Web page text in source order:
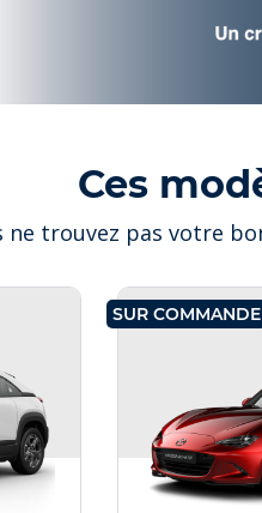
Ces
ne trouvez pas votre
SUR COMMANDE